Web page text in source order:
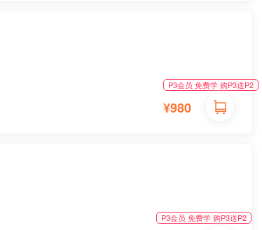
P3会员 免费学 购P3送P2
¥980
P3会员 免费学 购P3送P2